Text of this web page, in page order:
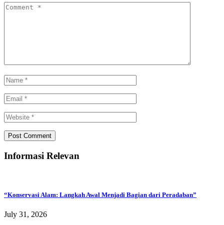
Informasi Relevan
“Konservasi Alam: Langkah Awal Menjadi Bagian dari Peradaban”
July 31, 2026